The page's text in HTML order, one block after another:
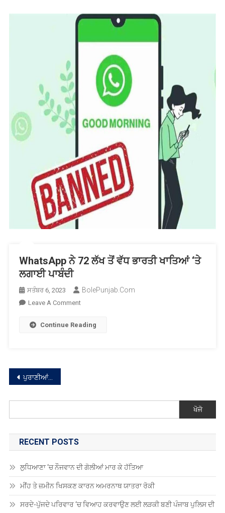
ਅਦਾਲਤ
ਸੰਮਨ
WhatsApp ਨੇ 72 ਲੱਖ ਤੋਂ ਵੱਧ ਭਾਰਤੀ ਖਾਤਿਆਂ ‘ਤੇ
ਲਗਾਈ ਪਾਬੰਦੀ
ਸਤੰਬਰ 6, 2023 BolePunjab.com
Leave A CommentOn
ਨੇ
ਲਗਾਈ
Continue Reading
ਸੰਪਾਦਨਾਂ
ਨੇਵੀਗੇਸ਼ਨ
ਪੁਰਾਣੀਆਂ ਸੰਪਾਦਨਾਂ
ਖੋਜੋ
RECENT POSTS
ਲੁਧਿਆਣਾ ‘ਚ ਨੌਜਵਾਨ ਦੀ ਗੋਲੀਆਂ ਮਾਰ ਕੇ ਹੱਤਿਆ
ਮੀਂਹ ਤੇ ਜ਼ਮੀਨ ਖਿਸਕਣ ਕਾਰਨ ਅਮਰਨਾਥ ਯਾਤਰਾ ਰੋਕੀ
ਸਰਦੇ-ਪੁੱਜਦੇ ਪਰਿਵਾਰ ‘ਚ ਵਿਆਹ ਕਰਵਾਉਣ ਲਈ ਲੜਕੀ ਬਣੀ ਪੰਜਾਬ ਪੁਲਿਸ ਦੀ